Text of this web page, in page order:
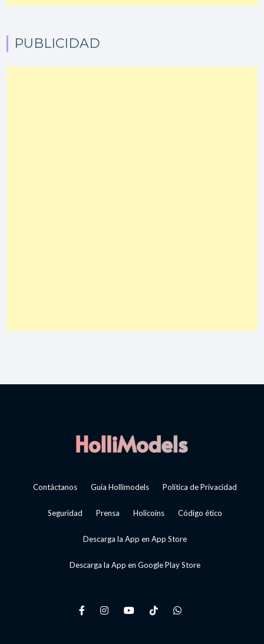
PUBLICIDAD
Contáctanos Guía Hollimodels Política de Privacidad
Seguridad Prensa Holicoins Código ético
Descarga la App en App Store
Descarga la App en Google Play Store